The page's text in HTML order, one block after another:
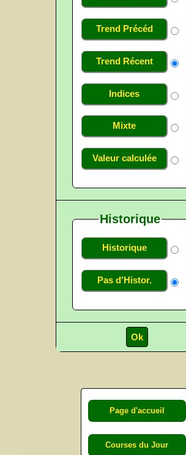
Trend Précéd
Trend Récent
Indices
Mixte
Valeur calculée
Historique
Historique
Pas d'Histor.
Page d'accueil
Courses du Jour